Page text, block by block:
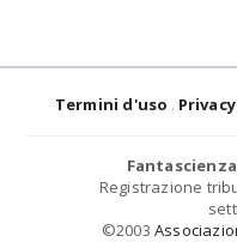
Termini d'uso Privacy
Registrazione
©2003